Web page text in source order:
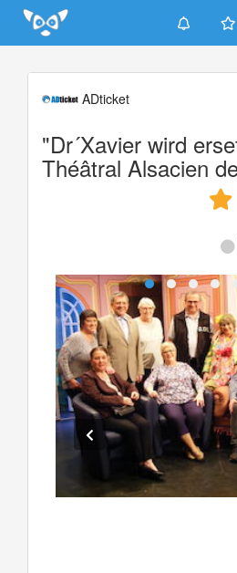
Update cookies preferences
ADticket
"Dr´Xavier wird
Théâtral Alsacien